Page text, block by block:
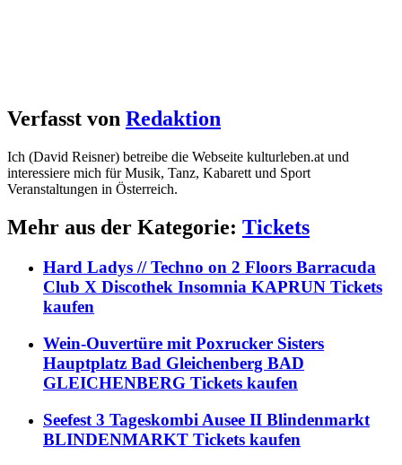
Verfasst von Redaktion
Ich (David Reisner) betreibe die Webseite kulturleben.at und
interessiere mich für Musik, Tanz, Kabarett und Sport
Veranstaltungen in Österreich.
Mehr aus der Kategorie: Tickets
Hard Ladys // Techno on 2 Floors Barracuda
Club X Discothek Insomnia KAPRUN Tickets
kaufen
Wein-Ouvertüre mit Poxrucker Sisters
Hauptplatz Bad Gleichenberg BAD
GLEICHENBERG Tickets kaufen
Seefest 3 Tageskombi Ausee II Blindenmarkt
BLINDENMARKT Tickets kaufen